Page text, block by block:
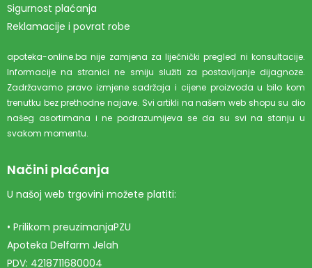
Sigurnost plaćanja
Reklamacije i povrat robe
apoteka-online.ba nije zamjena za liječnički pregled ni konsultacije.
Informacije na stranici ne smiju služiti za postavljanje dijagnoze.
Zadržavamo pravo izmjene sadržaja i cijene proizvoda u bilo kom
trenutku bez prethodne najave. Svi artikli na našem web shopu su dio
našeg asortimana i ne podrazumijeva se da su svi na stanju u
svakom momentu.
Načini plaćanja
U našoj web trgovini možete platiti:
• Prilikom preuzimanjaPZU
Apoteka Delfarm Jelah
PDV: 4218711680004